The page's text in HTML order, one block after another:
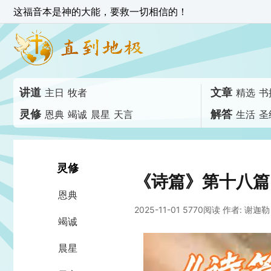
这福音本是神的大能，要救一切相信的！
讲道 主日 牧者 文章 精选 书
灵修 恩典 竭诚 晨星 天言 解答 生活 圣
灵修
恩典
竭诚
晨星
《诗篇》第十八
2025-11-01 5770阅读 作者: 谢迦勒